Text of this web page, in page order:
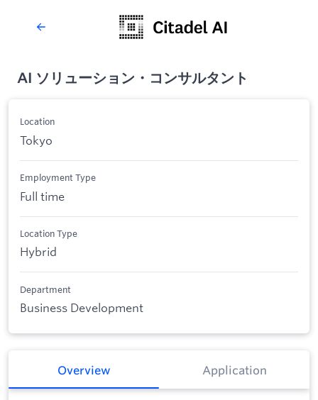
AI ソリューション・コンサルタント
Location
Tokyo
Employment Type
Full time
Location Type
Hybrid
Department
Business Development
Overview Application